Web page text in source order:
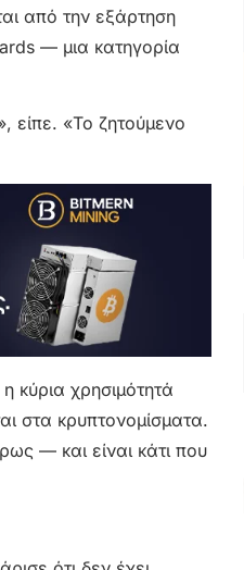
από την εξάρτηση
— μια κατηγορία
είπε. «Το ζητούμενο
κύρια χρησιμότητά
στα κρυπτονομίσματα.
— και είναι κάτι που